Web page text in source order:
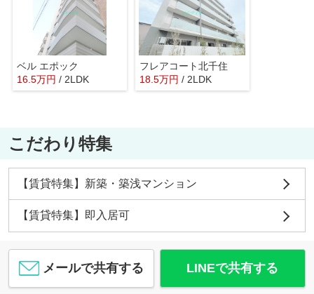
ベル エポック
16.5万円 / 2LDK
フレアコート北千住
18.5万円 / 2LDK
こだわり特集
【賃貸特集】新築・築浅マンション
【賃貸特集】即入居可
メールで共有する LINEで共有する